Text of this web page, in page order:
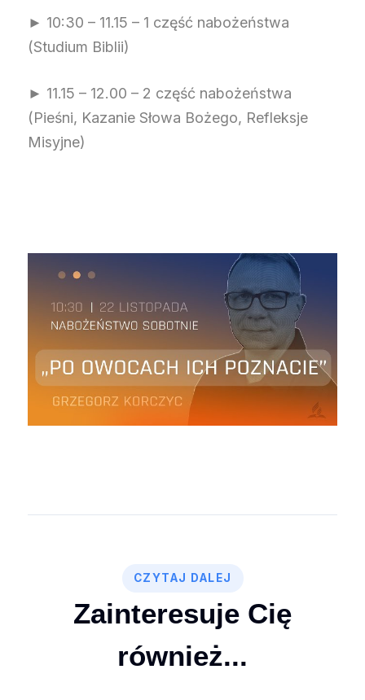
► 10:30 – 11.15 – 1 część nabożeństwa
(Studium Biblii)
► 11.15 – 12.00 – 2 część nabożeństwa
(Pieśni, Kazanie Słowa Bożego, Refleksje
Misyjne)
CZYTAJ DALEJ
Zainteresuje Cię
również...